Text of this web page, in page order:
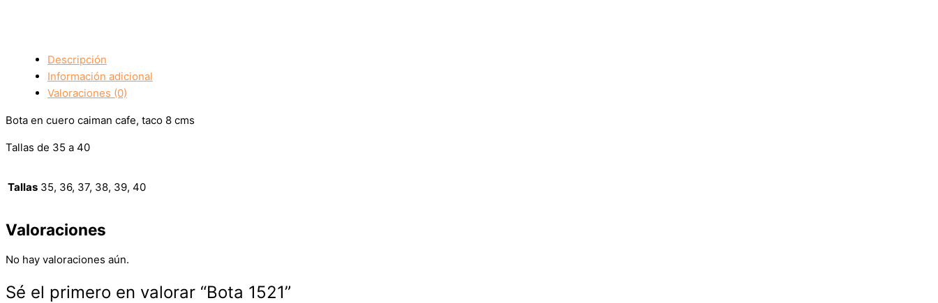
Descripción
Información adicional
Valoraciones (0)
Bota en cuero caiman cafe, taco 8 cms
Tallas de 35 a 40
Tallas 35, 36, 37, 38, 39, 40
Valoraciones
No hay valoraciones aún.
Sé el primero en valorar “Bota 1521”